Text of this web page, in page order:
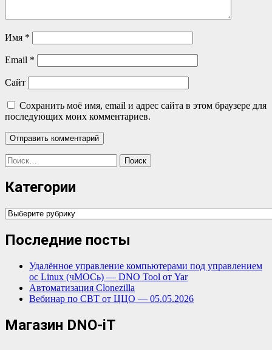
Имя *
Email *
Сайт
Сохранить моё имя, email и адрес сайта в этом браузере для
последующих моих комментариев.
Найти:
Категории
Категории
Последние посты
Удалённое управление компьютерами под управлением
ос Linux (чМОСь) — DNO Tool от Yar
Автоматизация Clonezilla
Вебинар по СВТ от ЦЦО — 05.05.2026
Магазин DNO-iT